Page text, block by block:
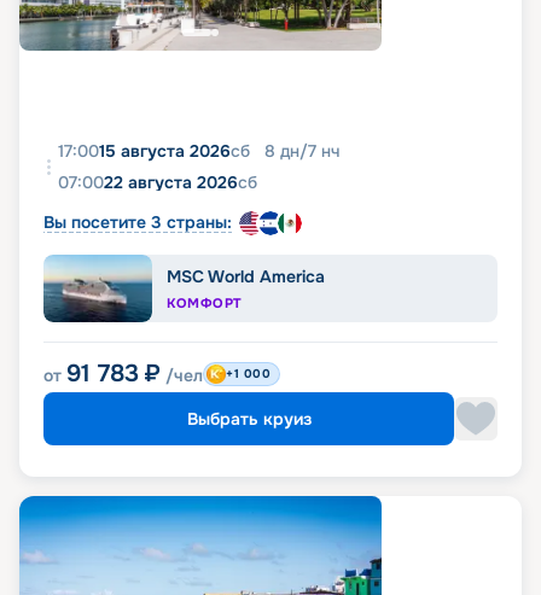
17:0015 августа 2026сб 8 дн/7 нч
07:0022 августа 2026сб
Вы посетите 3 страны:
MSC World America
КОМФОРТ
от 91 783 ₽ /чел +1 000
Выбрать круиз